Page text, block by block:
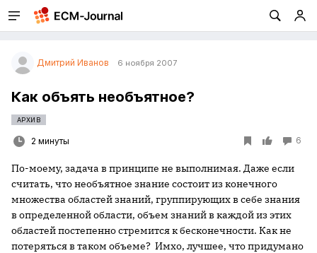
Дмитрий Иванов 6 ноября 2007
Как объять необъятное?
АРХИВ
2 минуты 6
По-моему, задача в принципе не выполнимая. Даже если
считать, что необъятное знание состоит из конечного
множества областей знаний, группирующих в себе знания
в определенной области, объем знаний в каждой из этих
областей постепенно стремится к бесконечности. Как не
потеряться в таком объеме? Имхо, лучшее, что придумано